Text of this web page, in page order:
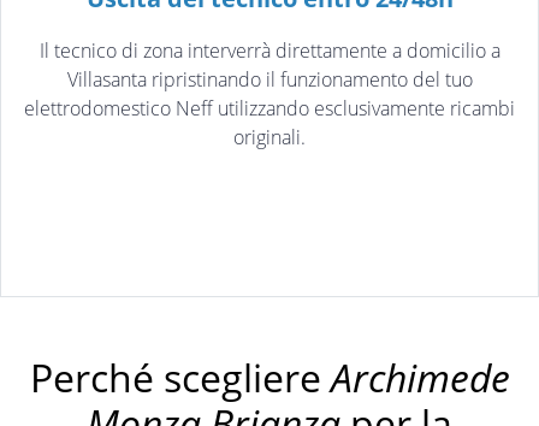
Il tecnico di zona interverrà direttamente a domicilio a
Villasanta ripristinando il funzionamento del tuo
elettrodomestico Neff utilizzando esclusivamente ricambi
originali.
Perché scegliereArchimede